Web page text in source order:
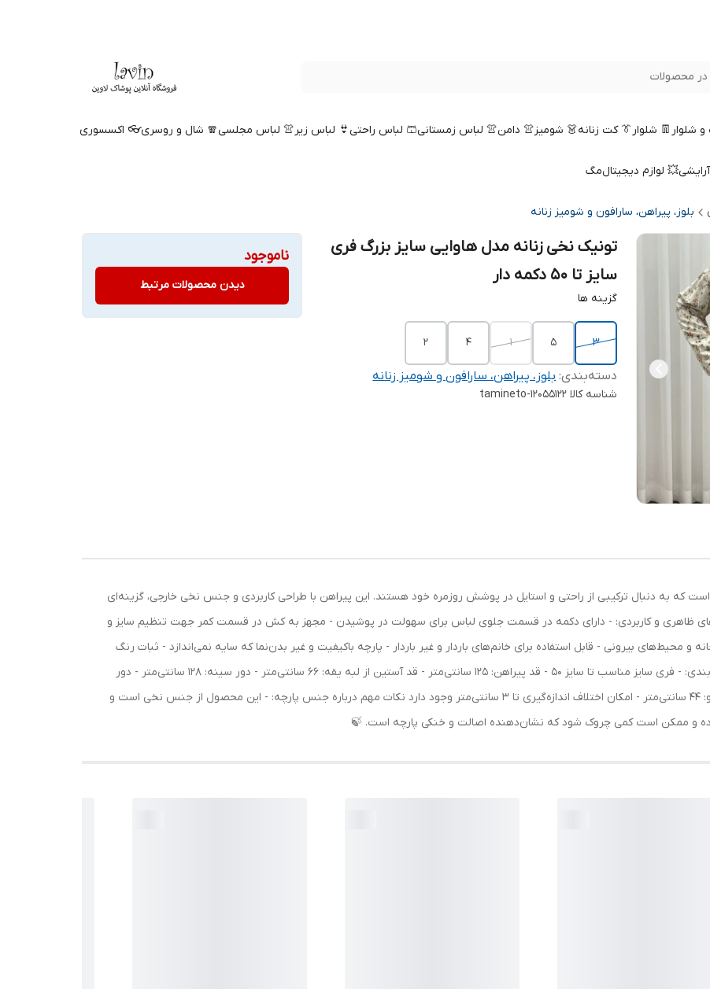
محصولات
و شلوار 👖 شلوار👔 کت زنانه👗 شومیز👚 دامن👚 لباس زمستانی🩳 لباس راحتی👙 لباس زیر👚 لباس مجلسی🧣 شال و روسری👓 اکسسوری
💥 لوازم دیجیتالمگ
بلوز، پیراهن، سارافون و شومیز زنانه
تونیک نخی زنانه مدل هاوایی سایز بزرگ فری
سایز تا 50 دکمه دار
گزینه ها
3
5
1
4
2
دسته‌بندی:بلوز، پیراهن، سارافون و شومیز زنانه
شناسه کالا tamineto-12055122
ناموجود
دیدن محصولات مرتبط
است که به دنبال ترکیبی از راحتی و استایل در پوشش روزمره خود هستند. این پیراهن با طراحی کاربردی و جنس نخی خارجی، گزینه‌ای
ظاهری و کاربردی: - دارای دکمه در قسمت جلوی لباس برای سهولت در پوشیدن - مجهز به کش در قسمت کمر جهت تنظیم سایز و
و محیط‌های بیرونی - قابل استفاده برای خانم‌های باردار و غیر باردار - پارچه باکیفیت و غیر بدن‌نما که سایه نمی‌اندازد - ثبات رنگ
بالا و عدم رنگ‌دهی در شستشو مشخصات فنی و سایزبندی: - فری سایز مناسب تا سایز 50 - قد پیراهن: 125 سانتی‌متر - قد آستین از لبه یقه: 66 سانتی‌متر - دور سینه: 128 سانتی‌متر - دور
کمر: 126 سانتی‌متر - دور باسن: 132 سانتی‌متر - دور بازو: 44 سانتی‌متر - امکان اختلاف اندازه‌گیری تا 3 سانتی‌متر وجود دارد نکات مهم درباره جنس پارچه: - این محصول از جنس نخی است و
و ممکن است کمی چروک شود که نشان‌دهنده اصالت و خنکی پارچه است. 🍃